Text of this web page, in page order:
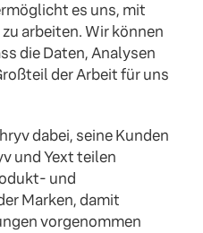
es uns, mit
arbeiten. Wir können
die Daten, Analysen
der Arbeit für uns
dabei, seine Kunden
und Yext teilen
und
Marken, damit
vorgenommen